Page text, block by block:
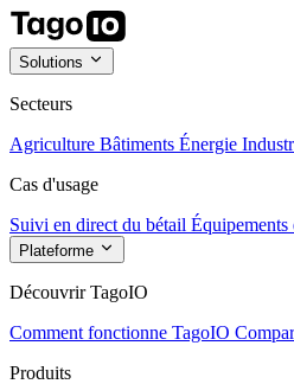
Solutions
Secteurs
Agriculture Bâtiments Énergie
Cas d'usage
Suivi en direct du bétail Équipements
Plateforme
Découvrir TagoIO
Comment fonctionne TagoIO
Produits